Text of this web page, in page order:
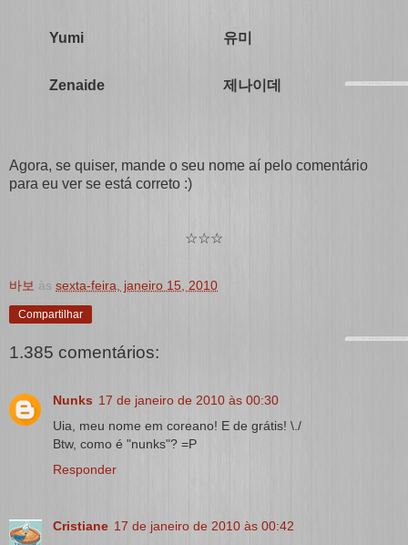
Yumi 유미
Zenaide 제나이데
Agora, se quiser, mande o seu nome aí pelo comentário
para eu ver se está correto :)
☆☆☆
바보 às sexta-feira, janeiro 15, 2010
Compartilhar
1.385 comentários:
Nunks 17 de janeiro de 2010 às 00:30
Uia, meu nome em coreano! E de grátis! \./
Btw, como é "nunks"? =P
Responder
Cristiane 17 de janeiro de 2010 às 00:42